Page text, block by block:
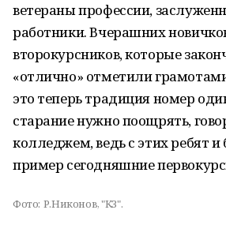
ветераны профессии,
работники. Вчерашних
второкурсников, которые
«отлично» отметили
это теперь традиция номер
старание нужно поощрять,
колледжем, ведь с этих ребят и
пример сегодняшние
Фото: Р.Никонов, "КЗ".